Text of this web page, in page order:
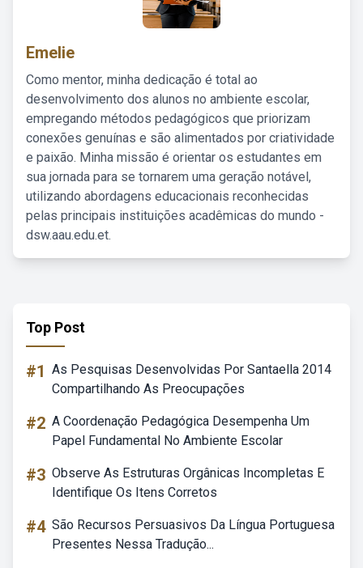
Emelie
Como mentor, minha dedicação é total ao
desenvolvimento dos alunos no ambiente escolar,
empregando métodos pedagógicos que priorizam
conexões genuínas e são alimentados por criatividade
e paixão. Minha missão é orientar os estudantes em
sua jornada para se tornarem uma geração notável,
utilizando abordagens educacionais reconhecidas
pelas principais instituições acadêmicas do mundo -
dsw.aau.edu.et.
Top Post
#1 As Pesquisas Desenvolvidas Por Santaella 2014
Compartilhando As Preocupações
#2 A Coordenação Pedagógica Desempenha Um
Papel Fundamental No Ambiente Escolar
#3 Observe As Estruturas Orgânicas Incompletas E
Identifique Os Itens Corretos
#4 São Recursos Persuasivos Da Língua Portuguesa
Presentes Nessa Tradução...